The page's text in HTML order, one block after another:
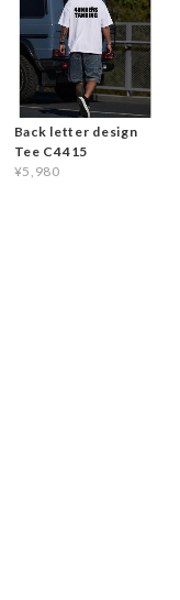
Back letter design
Tee C4415
¥5,980